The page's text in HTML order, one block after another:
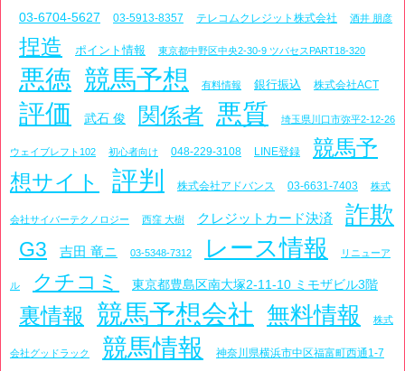
03-6704-5627 03-5913-8357 テレコムクレジット株式会社 酒井 朋彦
捏造 ポイント情報 東京都中野区中央2-30-9 ツバセスPART18-320
悪徳 競馬予想 有料情報 銀行振込 株式会社ACT
評価 武石 俊 関係者 悪質 埼玉県川口市弥平2-12-26
ウェイブレフト102 初心者向け 048-229-3108 LINE登録
競馬予
想サイト
評判 株式会社アドバンス 03-6631-7403 株式
会社サイバーテクノロジー 西窪 大樹 クレジットカード決済 詐欺
G3 吉田 竜ニ 03-5348-7312 レース情報 リニューア
ル クチコミ 東京都豊島区南大塚2-11-10 ミモザビル3階
裏情報 競馬予想会社 無料情報 株式
会社グッドラック 競馬情報 神奈川県横浜市中区福富町西通1-7